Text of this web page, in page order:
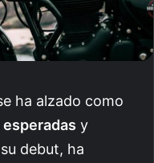
ha alzado como
esperadas y
debut, ha